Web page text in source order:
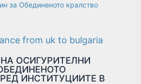
за Обединеното кралство
ОСИГУРИТЕЛНИ
ИНСТИТУЦИИТЕ В